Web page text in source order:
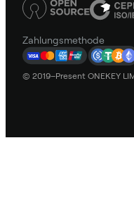
Zahlungsmethode
© 2019–Present ONEKEY